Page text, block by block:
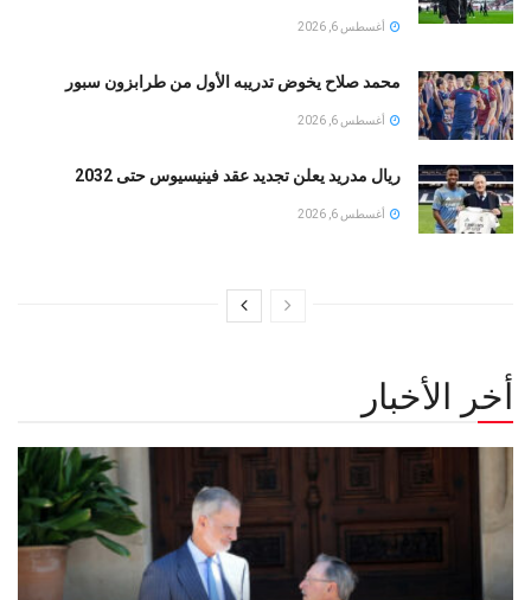
أغسطس 6, 2026
محمد صلاح يخوض تدريبه الأول من طرابزون سبور
أغسطس 6, 2026
ريال مدريد يعلن تجديد عقد فينيسيوس حتى 2032
أغسطس 6, 2026
أخر الأخبار